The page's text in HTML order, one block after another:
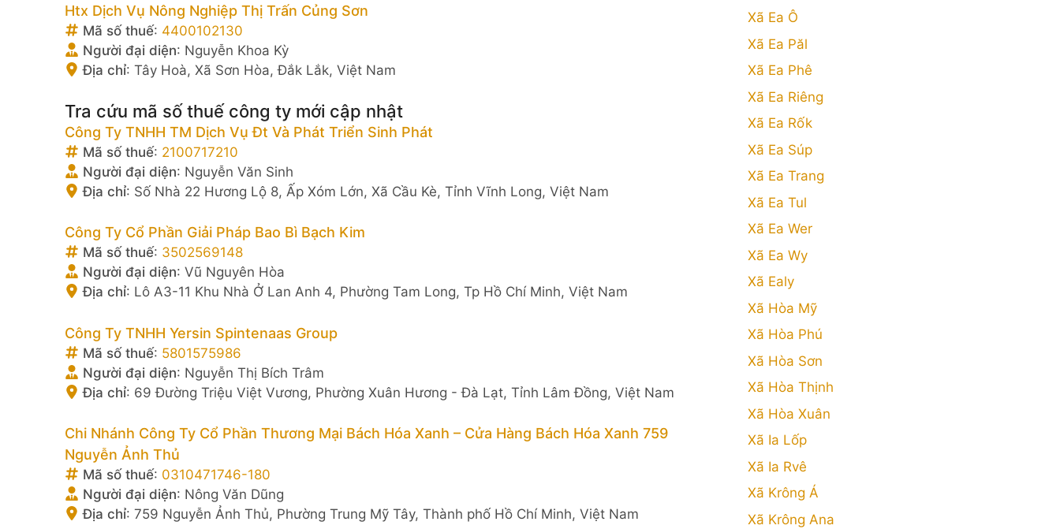
Htx Dịch Vụ Nông Nghiệp Thị Trấn Củng Sơn
Mã số thuế: 4400102130
Người đại diện: Nguyễn Khoa Kỳ
Địa chỉ: Tây Hoà, Xã Sơn Hòa, Đắk Lắk, Việt Nam
Tra cứu mã số thuế công ty mới cập nhật
Công Ty TNHH TM Dịch Vụ Đt Và Phát Triển Sinh Phát
Mã số thuế: 2100717210
Người đại diện: Nguyễn Văn Sinh
Địa chỉ: Số Nhà 22 Hương Lộ 8, Ấp Xóm Lớn, Xã Cầu Kè, Tỉnh Vĩnh Long, Việt Nam
Công Ty Cổ Phần Giải Pháp Bao Bì Bạch Kim
Mã số thuế: 3502569148
Người đại diện: Vũ Nguyên Hòa
Địa chỉ: Lô A3-11 Khu Nhà Ở Lan Anh 4, Phường Tam Long, Tp Hồ Chí Minh, Việt Nam
Công Ty TNHH Yersin Spintenaas Group
Mã số thuế: 5801575986
Người đại diện: Nguyễn Thị Bích Trâm
Địa chỉ: 69 Đường Triệu Việt Vương, Phường Xuân Hương - Đà Lạt, Tỉnh Lâm Đồng, Việt Nam
Chi Nhánh Công Ty Cổ Phần Thương Mại Bách Hóa Xanh – Cửa Hàng Bách Hóa Xanh 759
Nguyễn Ảnh Thủ
Mã số thuế: 0310471746-180
Người đại diện: Nông Văn Dũng
Địa chỉ: 759 Nguyễn Ảnh Thủ, Phường Trung Mỹ Tây, Thành phố Hồ Chí Minh, Việt Nam
Xã Ea Ô
Xã Ea Păl
Xã Ea Phê
Xã Ea Riêng
Xã Ea Rốk
Xã Ea Súp
Xã Ea Trang
Xã Ea Tul
Xã Ea Wer
Xã Ea Wy
Xã Ealy
Xã Hòa Mỹ
Xã Hòa Phú
Xã Hòa Sơn
Xã Hòa Thịnh
Xã Hòa Xuân
Xã Ia Lốp
Xã Ia Rvê
Xã Krông Á
Xã Krông Ana